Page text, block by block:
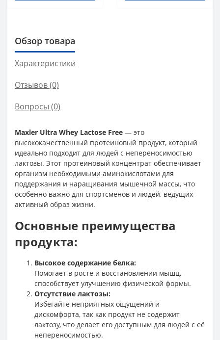
Обзор товара
Характеристики
Отзывов (0)
Вопросы (0)
Maxler Ultra Whey Lactose Free — это
высококачественный протеиновый продукт, который
идеально подходит для людей с непереносимостью
лактозы. Этот протеиновый концентрат обеспечивает
организм необходимыми аминокислотами для
поддержания и наращивания мышечной массы, что
особенно важно для спортсменов и людей, ведущих
активный образ жизни.
Основные преимущества
продукта:
Высокое содержание белка:
Помогает в росте и восстановлении мышц,
способствует улучшению физической формы.
Отсутствие лактозы:
Избегайте неприятных ощущений и
дискомфорта, так как продукт не содержит
лактозу, что делает его доступным для людей с её
непереносимостью.